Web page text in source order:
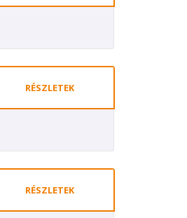
RÉSZLETEK
RÉSZLETEK